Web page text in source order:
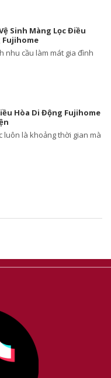
Sinh Màng Lọc Điều
Fujihome
nhu cầu làm mát gia đình
Hòa Di Động Fujihome
luôn là khoảng thời gian mà